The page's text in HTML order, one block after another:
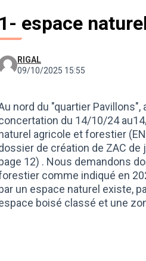
1- espace
RIGAL
09/10/2025 15:55
nord du "quartier
du 14/10/24
agricole et forestier
de création de ZAC
12) . Nous demandons
comme indiqué en
un espace naturel existe,
boisé classé et une